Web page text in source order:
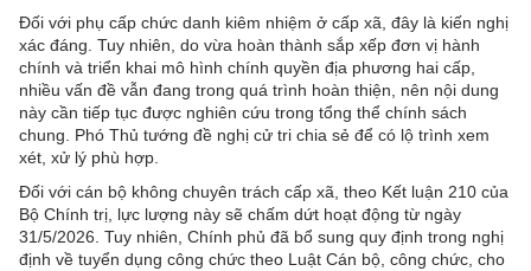
Đối với phụ cấp chức danh kiêm nhiệm ở cấp xã, đây là kiến nghị
xác đáng. Tuy nhiên, do vừa hoàn thành sắp xếp đơn vị hành
chính và triển khai mô hình chính quyền địa phương hai cấp,
nhiều vấn đề vẫn đang trong quá trình hoàn thiện, nên nội dung
này cần tiếp tục được nghiên cứu trong tổng thể chính sách
chung. Phó Thủ tướng đề nghị cử tri chia sẻ để có lộ trình xem
xét, xử lý phù hợp.
Đối với cán bộ không chuyên trách cấp xã, theo Kết luận 210 của
Bộ Chính trị, lực lượng này sẽ chấm dứt hoạt động từ ngày
31/5/2026. Tuy nhiên, Chính phủ đã bổ sung quy định trong nghị
định về tuyển dụng công chức theo Luật Cán bộ, công chức, cho